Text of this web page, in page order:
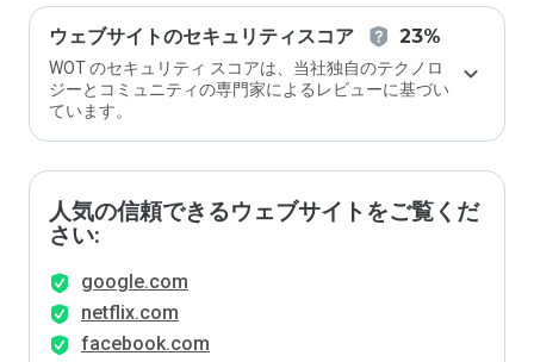
ウェブサイトのセキュリティスコア 23%
WOT のセキュリティ スコアは、当社独自のテクノロ
ジーとコミュニティの専門家によるレビューに基づい
ています。
人気の信頼できるウェブサイトをご覧くだ
さい:
google.com
netflix.com
facebook.com
ます
か？